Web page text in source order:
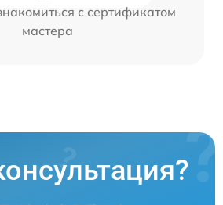
с сертификатом
мастера